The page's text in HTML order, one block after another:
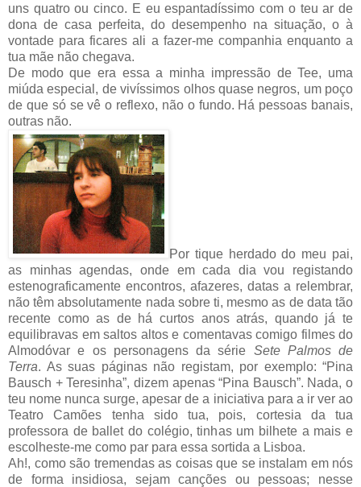
uns quatro ou cinco. E eu espantadíssimo com o teu ar de
dona de casa perfeita, do desempenho na situação, o à
vontade para ficares ali a fazer-me companhia enquanto a
tua mãe não chegava.
De modo que era essa a minha impressão de Tee, uma
miúda especial, de vivíssimos olhos quase negros, um poço
de que só se vê o reflexo, não o fundo. Há pessoas banais,
outras não.
Por tique herdado do meu pai,
as minhas agendas, onde em cada dia vou registando
estenograficamente encontros, afazeres, datas a relembrar,
não têm absolutamente nada sobre ti, mesmo as de data tão
recente como as de há curtos anos atrás, quando já te
equilibravas em saltos altos e comentavas comigo filmes do
Almodóvar e os personagens da série Sete Palmos de
Terra. As suas páginas não registam, por exemplo: “Pina
Bausch + Teresinha”, dizem apenas “Pina Bausch”. Nada, o
teu nome nunca surge, apesar de a iniciativa para a ir ver ao
Teatro Camões tenha sido tua, pois, cortesia da tua
professora de ballet do colégio, tinhas um bilhete a mais e
escolheste-me como par para essa sortida a Lisboa.
Ah!, como são tremendas as coisas que se instalam em nós
de forma insidiosa, sejam canções ou pessoas; nesse